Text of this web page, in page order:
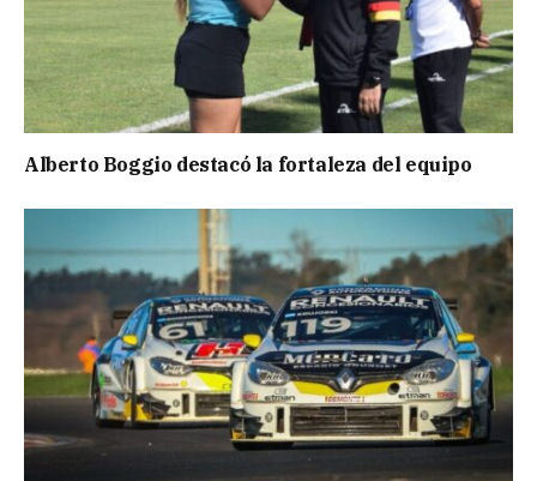
Alberto Boggio destacó la fortaleza del equipo